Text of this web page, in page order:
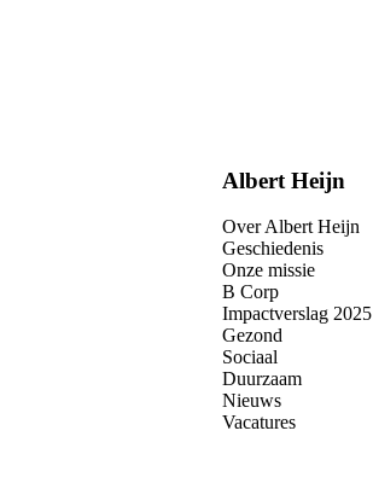
Albert Heijn
Over Albert Heijn
Geschiedenis
Onze missie
B Corp
Impactverslag 2025
Gezond
Sociaal
Duurzaam
Nieuws
Vacatures